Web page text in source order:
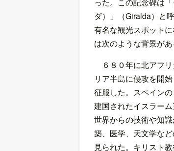
った。この記念碑は
ダ）」（Giralda）と
有名な観光スポット
は次のような背景があ
６８０年に北アフ
リア半島に侵攻を開
征服した。スペイン
建国されたイスラー
世界からの技術や知
築、医学、天文学な
見られた。キリスト